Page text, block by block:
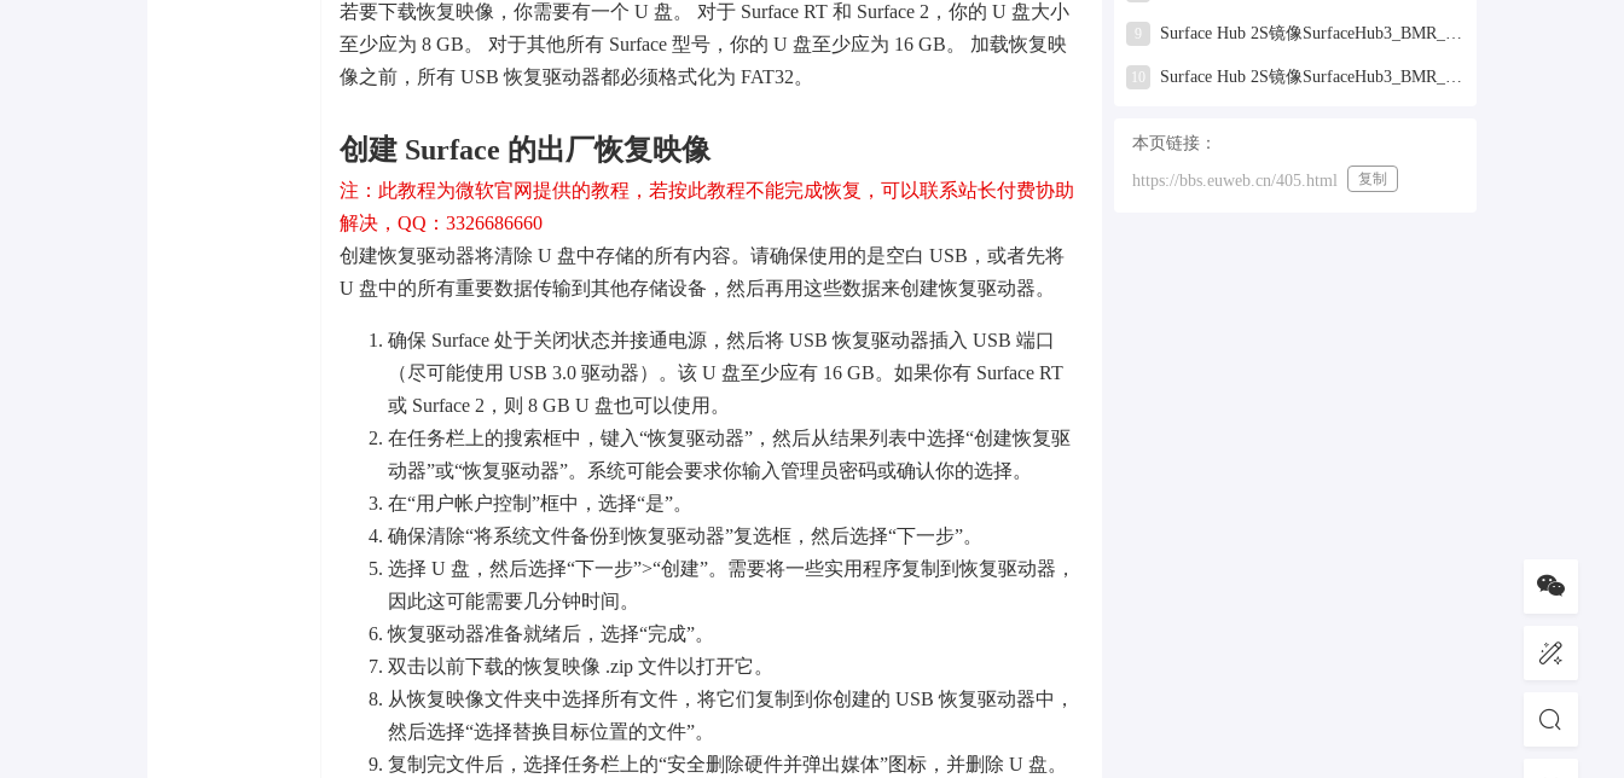
若要下载恢复映像，你需要有一个 U 盘。 对于 Surface RT 和 Surface 2，你的 U 盘大小
至少应为 8 GB。 对于其他所有 Surface 型号，你的 U 盘至少应为 16 GB。 加载恢复映
像之前，所有 USB 恢复驱动器都必须格式化为 FAT32。
创建 Surface 的出厂恢复映像
注：此教程为微软官网提供的教程，若按此教程不能完成恢复，可以联系站长付费协助
解决，QQ：3326686660
创建恢复驱动器将清除 U 盘中存储的所有内容。请确保使用的是空白 USB，或者先将
U 盘中的所有重要数据传输到其他存储设备，然后再用这些数据来创建恢复驱动器。
确保 Surface 处于关闭状态并接通电源，然后将 USB 恢复驱动器插入 USB 端口
（尽可能使用 USB 3.0 驱动器）。该 U 盘至少应有 16 GB。如果你有 Surface RT
或 Surface 2，则 8 GB U 盘也可以使用。
在任务栏上的搜索框中，键入“恢复驱动器”，然后从结果列表中选择“创建恢复驱
动器”或“恢复驱动器”。系统可能会要求你输入管理员密码或确认你的选择。
在“用户帐户控制”框中，选择“是”。
确保清除“将系统文件备份到恢复驱动器”复选框，然后选择“下一步”。
选择 U 盘，然后选择“下一步”>“创建”。需要将一些实用程序复制到恢复驱动器，
因此这可能需要几分钟时间。
恢复驱动器准备就绪后，选择“完成”。
双击以前下载的恢复映像 .zip 文件以打开它。
从恢复映像文件夹中选择所有文件，将它们复制到你创建的 USB 恢复驱动器中，
然后选择“选择替换目标位置的文件”。
复制完文件后，选择任务栏上的“安全删除硬件并弹出媒体”图标，并删除 U 盘。
9 Surface Hub 2S镜像SurfaceHub3_BMR_155000_2025.319.9959381.zip网盘下载
10 Surface Hub 2S镜像SurfaceHub3_BMR_155000_2024.731.9330938.zip网盘下载
本页链接：
https://bbs.euweb.cn/405.html 复制